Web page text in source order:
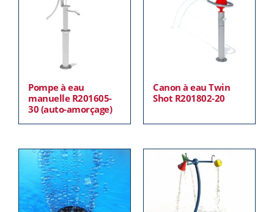
Pompe à eau
manuelle R201605-
30 (auto-amorçage)
Canon à eau Twin
Shot R201802-20